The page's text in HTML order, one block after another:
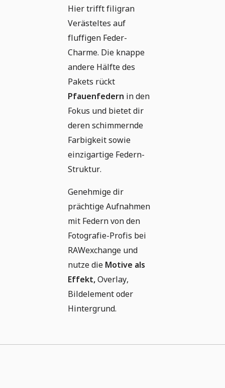
Hier trifft filigran
Verästeltes auf
fluffigen Feder-
Charme. Die knappe
andere Hälfte des
Pakets rückt
Pfauenfedern in den
Fokus und bietet dir
deren schimmernde
Farbigkeit sowie
einzigartige Federn-
Struktur.
Genehmige dir
prächtige Aufnahmen
mit Federn von den
Fotografie-Profis bei
RAWexchange und
nutze die Motive als
Effekt,Overlay,
Bildelement oder
Hintergrund.